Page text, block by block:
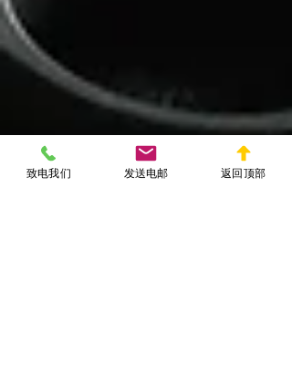
致电我们 发送电邮 返回顶部